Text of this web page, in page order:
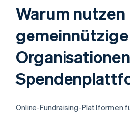
Warum nutzen
gemeinnützige
Online-Fundraising-Plattformen